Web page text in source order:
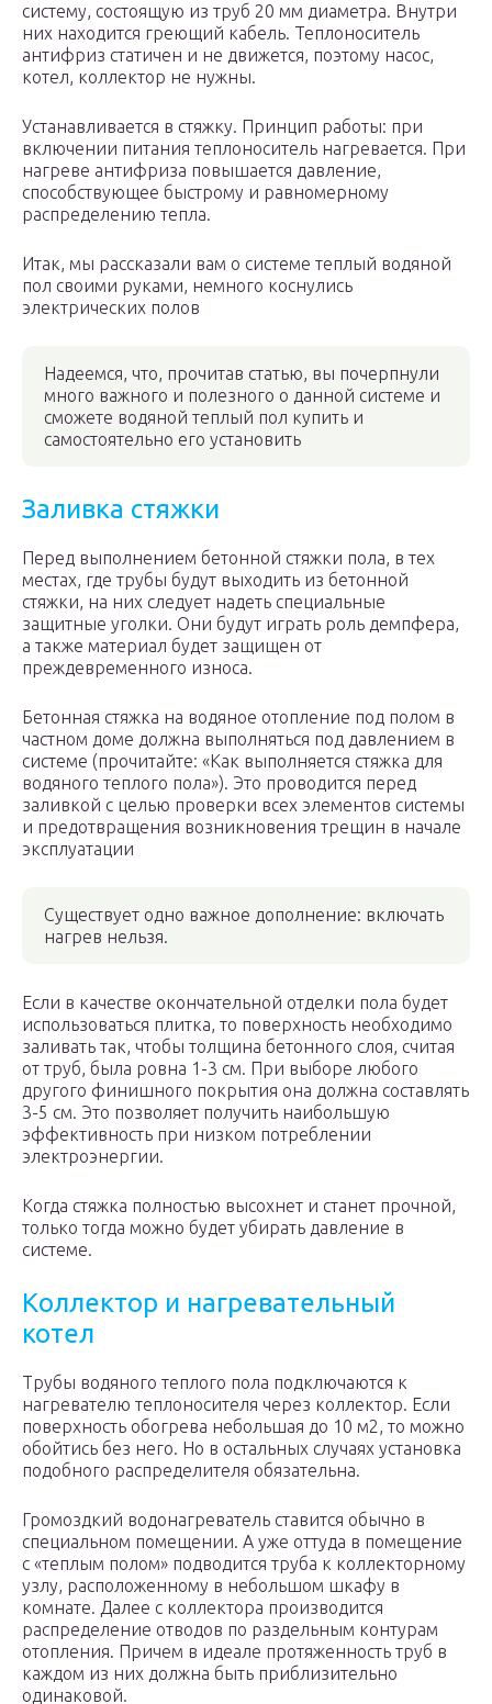
систему, состоящую из труб 20 мм диаметра. Внутри
них находится греющий кабель. Теплоноситель
антифриз статичен и не движется, поэтому насос,
котел, коллектор не нужны.
Устанавливается в стяжку. Принцип работы: при
включении питания теплоноситель нагревается. При
нагреве антифриза повышается давление,
способствующее быстрому и равномерному
распределению тепла.
Итак, мы рассказали вам о системе теплый водяной
пол своими руками, немного коснулись
электрических полов
Надеемся, что, прочитав статью, вы почерпнули
много важного и полезного о данной системе и
сможете водяной теплый пол купить и
самостоятельно его установить
Заливка стяжки
Перед выполнением бетонной стяжки пола, в тех
местах, где трубы будут выходить из бетонной
стяжки, на них следует надеть специальные
защитные уголки. Они будут играть роль демпфера,
а также материал будет защищен от
преждевременного износа.
Бетонная стяжка на водяное отопление под полом в
частном доме должна выполняться под давлением в
системе (прочитайте: «Как выполняется стяжка для
водяного теплого пола»). Это проводится перед
заливкой с целью проверки всех элементов системы
и предотвращения возникновения трещин в начале
эксплуатации
Существует одно важное дополнение: включать
нагрев нельзя.
Если в качестве окончательной отделки пола будет
использоваться плитка, то поверхность необходимо
заливать так, чтобы толщина бетонного слоя, считая
от труб, была ровна 1-3 см. При выборе любого
другого финишного покрытия она должна составлять
3-5 см. Это позволяет получить наибольшую
эффективность при низком потреблении
электроэнергии.
Когда стяжка полностью высохнет и станет прочной,
только тогда можно будет убирать давление в
системе.
Коллектор и нагревательный
котел
Трубы водяного теплого пола подключаются к
нагревателю теплоносителя через коллектор. Если
поверхность обогрева небольшая до 10 м2, то можно
обойтись без него. Но в остальных случаях установка
подобного распределителя обязательна.
Громоздкий водонагреватель ставится обычно в
специальном помещении. А уже оттуда в помещение
с «теплым полом» подводится труба к коллекторному
узлу, расположенному в небольшом шкафу в
комнате. Далее с коллектора производится
распределение отводов по раздельным контурам
отопления. Причем в идеале протяженность труб в
каждом из них должна быть приблизительно
одинаковой.